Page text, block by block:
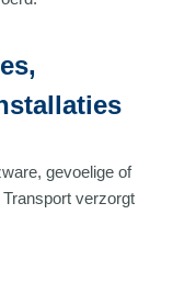
gevoelige of
verzorgt